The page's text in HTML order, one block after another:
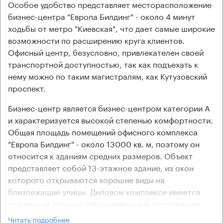
Особое удобство представляет месторасположение
бизнес-центра "Европа Билдинг" - около 4 минут
ходьбы от метро "Киевская", что дает самые широкие
возможности по расширению круга клиентов.
Офисный центр, безусловно, привлекателен своей
транспортной доступностью, так как подъехать к
нему можно по таким магистралям, как Кутузовский
проспект.
Бизнес-центр является бизнес-центром категории А
и характеризуется высокой степенью комфортности.
Общая площадь помещений офисного комплекса
"Европа Билдинг" - около 13000 кв. м, поэтому он
относится к зданиям средних размеров. Объект
представляет собой 13-этажное здание, из окон
которого открываются хорошие виды на
близлежащие улицы. Деловом комплексе имеется
подземный паркинг, обслуживающий сотрудников
компаний-арендаторов и их гостей.
Читать подробнее